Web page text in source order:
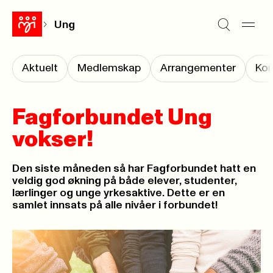
Ung
Aktuelt Medlemskap Arrangementer
Fagforbundet Ung
vokser!
Den siste måneden så har Fagforbundet hatt en
veldig god økning på både elever, studenter,
lærlinger og unge yrkesaktive. Dette er en
samlet innsats på alle nivåer i forbundet!